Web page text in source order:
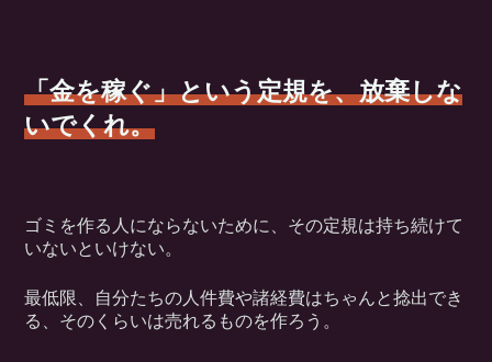
「金を稼ぐ」という定規を、放棄しな
いでくれ。
ゴミを作る人にならないために、その定規は持ち続けて
いないといけない。
最低限、自分たちの人件費や諸経費はちゃんと捻出でき
る、そのくらいは売れるものを作ろう。